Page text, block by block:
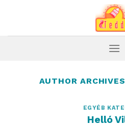
AUTHOR
EGYÉB
Helló